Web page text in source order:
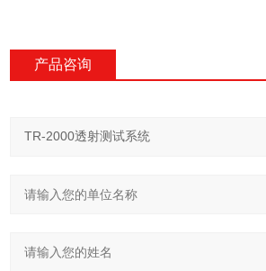
产品咨询